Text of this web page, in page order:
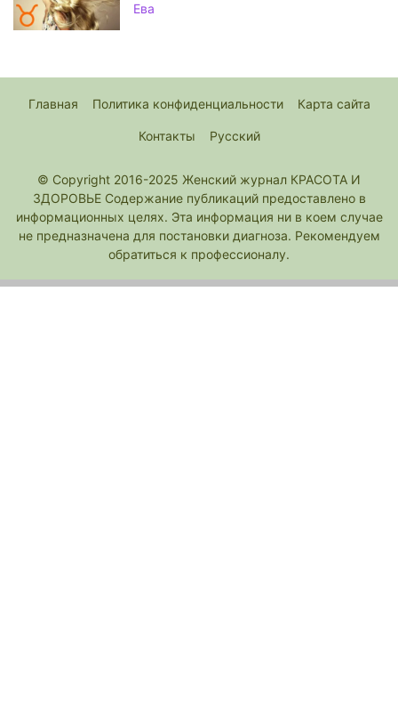
Ева
Главная Политика конфиденциальности Карта сайта
Контакты Русский
© Copyright 2016-2025 Женский журнал КРАСОТА И
ЗДОРОВЬЕ Содержание публикаций предоставлено в
информационных целях. Эта информация ни в коем случае
не предназначена для постановки диагноза. Рекомендуем
обратиться к профессионалу.